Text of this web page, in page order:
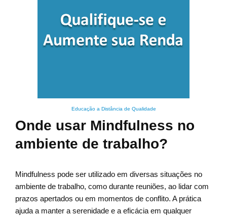
Educação a Distância de Qualidade
Onde usar Mindfulness no
ambiente de trabalho?
Mindfulness pode ser utilizado em diversas situações no
ambiente de trabalho, como durante reuniões, ao lidar com
prazos apertados ou em momentos de conflito. A prática
ajuda a manter a serenidade e a eficácia em qualquer